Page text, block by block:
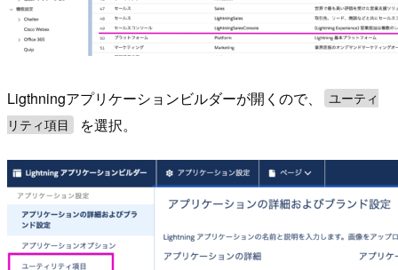
Ligthningアプリケーションビルダーが開くので、
ユーティ
リティ項目
を選択。